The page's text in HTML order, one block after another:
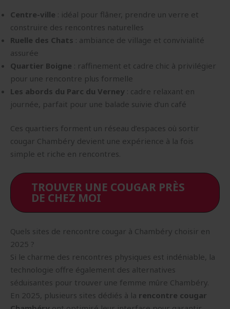
Centre-ville : idéal pour flâner, prendre un verre et
construire des rencontres naturelles
Ruelle des Chats : ambiance de village et convivialité
assurée
Quartier Boigne : raffinement et cadre chic à privilégier
pour une rencontre plus formelle
Les abords du Parc du Verney : cadre relaxant en
journée, parfait pour une balade suivie d’un café
Ces quartiers forment un réseau d’espaces où sortir
cougar Chambéry devient une expérience à la fois
simple et riche en rencontres.
TROUVER UNE COUGAR PRÈS
DE CHEZ MOI
Quels sites de rencontre cougar à Chambéry choisir en
2025 ?
Si le charme des rencontres physiques est indéniable, la
technologie offre également des alternatives
séduisantes pour trouver une femme mûre Chambéry.
En 2025, plusieurs sites dédiés à la rencontre cougar